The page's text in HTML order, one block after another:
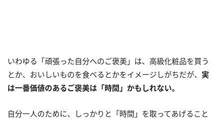
いわゆる「頑張った自分へのご褒美」は、高級化粧品を買う
とか、おいしいものを食べるとかをイメージしがちだが、 実
は一番価値のあるご褒美は「時間」かもしれない。
自分一人のために、しっかりと「時間」を取ってあげること